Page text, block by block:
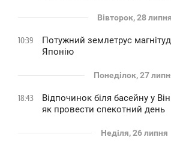
Вівторок, 28 липня
10:39
Потужний землетрус
Японію
Понеділок, 27
18:43
Відпочинок біля басейну у
як провести спекотний день
Неділя, 26 липня